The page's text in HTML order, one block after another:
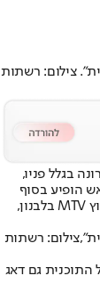
צילום: רשתות
בגלל פניו,
הופיע בסוף
השבוע האחרון בתוכנית הלייט נייט הסאטירית של הערוץ MTV בלבנון,
רשתות
התוכנית גם דאג